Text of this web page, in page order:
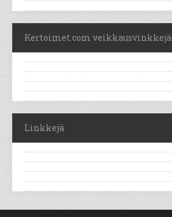
Kertoimet.com veikkausvinkkejä
Linkkejä